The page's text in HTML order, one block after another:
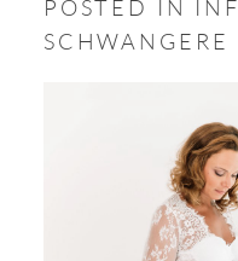
POSTED IN
SCHWANGERE